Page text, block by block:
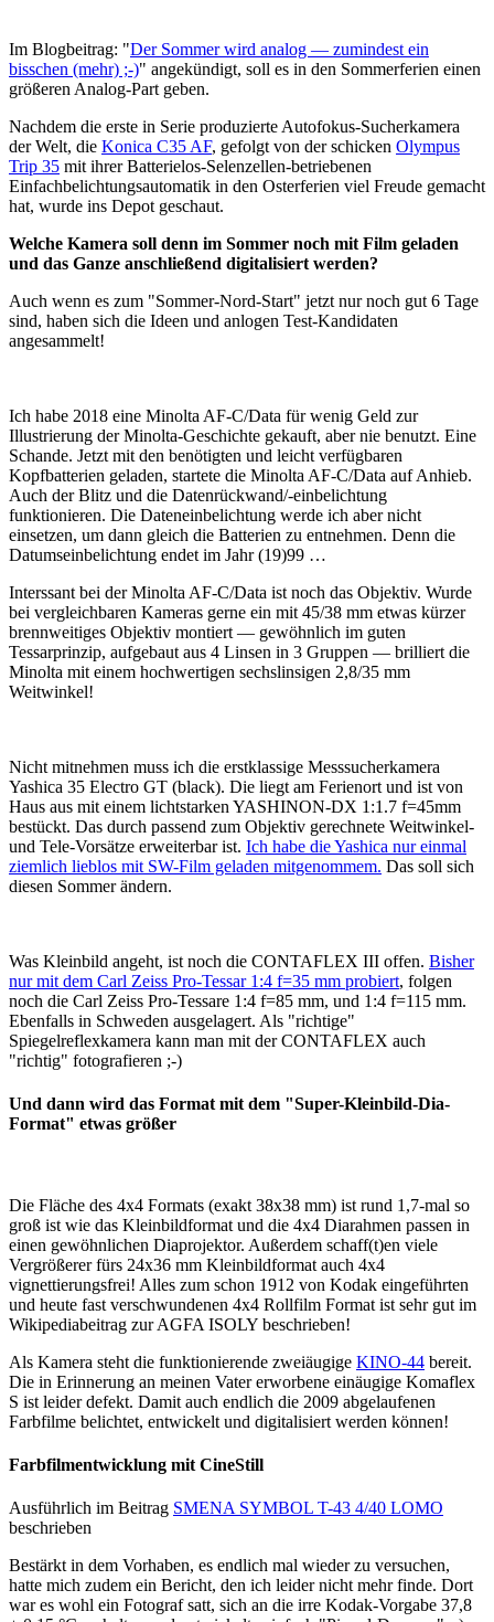
Im Blogbeitrag: "Der Sommer wird analog — zumindest ein
bisschen (mehr) ;-)" angekündigt, soll es in den Sommerferien einen
größeren Analog-Part geben.
Nachdem die erste in Serie produzierte Autofokus-Sucherkamera
der Welt, die Konica C35 AF, gefolgt von der schicken Olympus
Trip 35 mit ihrer Batterielos-Selenzellen-betriebenen
Einfachbelichtungsautomatik in den Osterferien viel Freude gemacht
hat, wurde ins Depot geschaut.
Welche Kamera soll denn im Sommer noch mit Film geladen
und das Ganze anschließend digitalisiert werden?
Auch wenn es zum "Sommer-Nord-Start" jetzt nur noch gut 6 Tage
sind, haben sich die Ideen und anlogen Test-Kandidaten
angesammelt!
Ich habe 2018 eine Minolta AF-C/Data für wenig Geld zur
Illustrierung der Minolta-Geschichte gekauft, aber nie benutzt. Eine
Schande. Jetzt mit den benötigten und leicht verfügbaren
Kopfbatterien geladen, startete die Minolta AF-C/Data auf Anhieb.
Auch der Blitz und die Datenrückwand/-einbelichtung
funktionieren. Die Dateneinbelichtung werde ich aber nicht
einsetzen, um dann gleich die Batterien zu entnehmen. Denn die
Datumseinbelichtung endet im Jahr (19)99 …
Interssant bei der Minolta AF-C/Data ist noch das Objektiv. Wurde
bei vergleichbaren Kameras gerne ein mit 45/38 mm etwas kürzer
brennweitiges Objektiv montiert — gewöhnlich im guten
Tessarprinzip, aufgebaut aus 4 Linsen in 3 Gruppen — brilliert die
Minolta mit einem hochwertigen sechslinsigen 2,8/35 mm
Weitwinkel!
Nicht mitnehmen muss ich die erstklassige Messsucherkamera
Yashica 35 Electro GT (black). Die liegt am Ferienort und ist von
Haus aus mit einem lichtstarken YASHINON-DX 1:1.7 f=45mm
bestückt. Das durch passend zum Objektiv gerechnete Weitwinkel-
und Tele-Vorsätze erweiterbar ist. Ich habe die Yashica nur einmal
ziemlich lieblos mit SW-Film geladen mitgenommem. Das soll sich
diesen Sommer ändern.
Was Kleinbild angeht, ist noch die CONTAFLEX III offen. Bisher
nur mit dem Carl Zeiss Pro-Tessar 1:4 f=35 mm probiert, folgen
noch die Carl Zeiss Pro-Tessare 1:4 f=85 mm, und 1:4 f=115 mm.
Ebenfalls in Schweden ausgelagert. Als "richtige"
Spiegelreflexkamera kann man mit der CONTAFLEX auch
"richtig" fotografieren ;-)
Und dann wird das Format mit dem "Super-Kleinbild-Dia-
Format" etwas größer
Die Fläche des 4x4 Formats (exakt 38x38 mm) ist rund 1,7-mal so
groß ist wie das Kleinbildformat und die 4x4 Diarahmen passen in
einen gewöhnlichen Diaprojektor. Außerdem schaff(t)en viele
Vergrößerer fürs 24x36 mm Kleinbildformat auch 4x4
vignettierungsfrei! Alles zum schon 1912 von Kodak eingeführten
und heute fast verschwundenen 4x4 Rollfilm Format ist sehr gut im
Wikipediabeitrag zur AGFA ISOLY beschrieben!
Als Kamera steht die funktionierende zweiäugige KINO-44 bereit.
Die in Erinnerung an meinen Vater erworbene einäugige Komaflex
S ist leider defekt. Damit auch endlich die 2009 abgelaufenen
Farbfilme belichtet, entwickelt und digitalisiert werden können!
Farbfilmentwicklung mit CineStill
Ausführlich im Beitrag SMENA SYMBOL T-43 4/40 LOMO
beschrieben
Bestärkt in dem Vorhaben, es endlich mal wieder zu versuchen,
hatte mich zudem ein Bericht, den ich leider nicht mehr finde. Dort
war es wohl ein Fotograf satt, sich an die irre Kodak-Vorgabe 37,8